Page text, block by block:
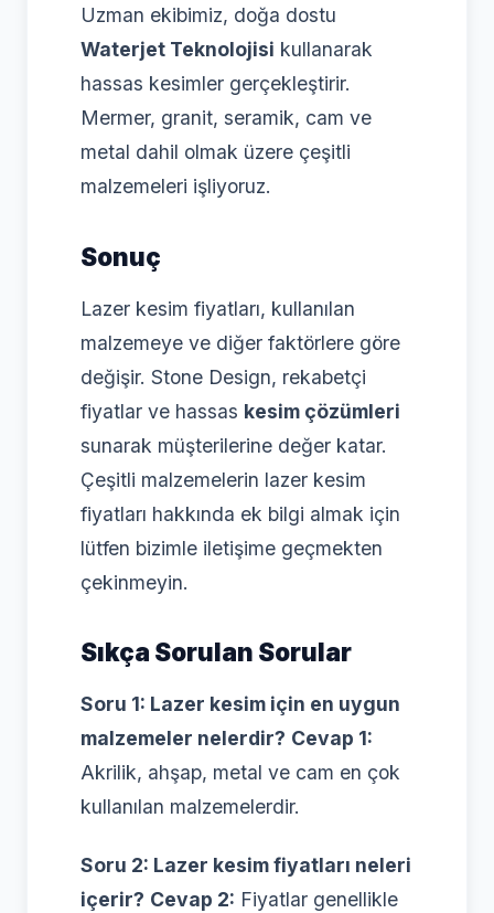
Uzman ekibimiz, doğa dostu
Waterjet Teknolojisi kullanarak
hassas kesimler gerçekleştirir.
Mermer, granit, seramik, cam ve
metal dahil olmak üzere çeşitli
malzemeleri işliyoruz.
Sonuç
Lazer kesim fiyatları, kullanılan
malzemeye ve diğer faktörlere göre
değişir. Stone Design, rekabetçi
fiyatlar ve hassas kesim çözümleri
sunarak müşterilerine değer katar.
Çeşitli malzemelerin lazer kesim
fiyatları hakkında ek bilgi almak için
lütfen bizimle iletişime geçmekten
çekinmeyin.
Sıkça Sorulan Sorular
Soru 1: Lazer kesim için en uygun
malzemeler nelerdir? Cevap 1:
Akrilik, ahşap, metal ve cam en çok
kullanılan malzemelerdir.
Soru 2: Lazer kesim fiyatları neleri
içerir? Cevap 2: Fiyatlar genellikle